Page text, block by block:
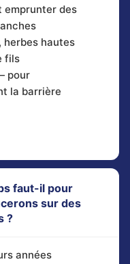
emprunter des
herbes hautes
fils
pour
la barrière
faut-il pour
sur des
?
années